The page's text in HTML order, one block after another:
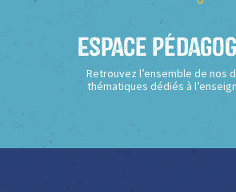
Espace
Retrouvez l’ensemble de nos
thématiques dédiés à